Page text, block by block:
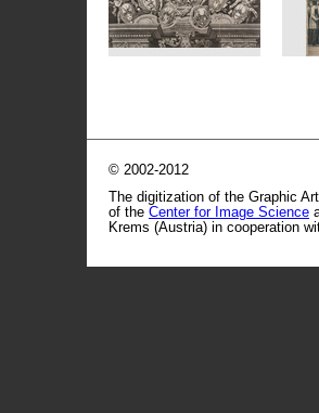
© 2002-2012
The digitization of the Graphic
of the Center for Image Science
Krems (Austria) in cooperation